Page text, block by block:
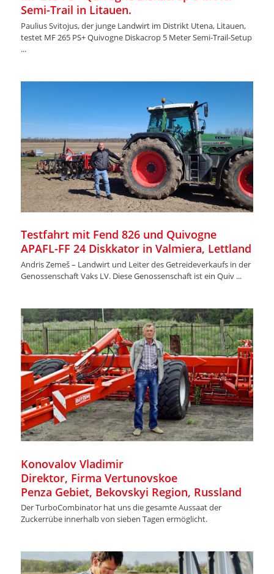
Semi-Trail in Litauen.
Paulius Svitojus, der junge Landwirt im Distrikt Utena, Litauen,
testet MF 265 PS+ Quivogne Diskacrop 5 Meter Semi-Trail-Setup
...
Testfahrt mit Fend 826 und Quivogne
APAFL-FF 24 Diskkator in Valmiera, Lettland
Andris Zemeš – Landwirt und Leiter des Getreideverkaufs in der
Genossenschaft Vaks LV. Diese Genossenschaft ist ein Quiv ...
Konovalov Vladimir
Direktor, Firma Vertunovskoe
Penza Gebiet, Bekovskyi Region, Russland
Der TurboCombinator hat uns die gesamte Aussaat der
Zuckerrübe innerhalb von sieben Tagen ermöglicht.